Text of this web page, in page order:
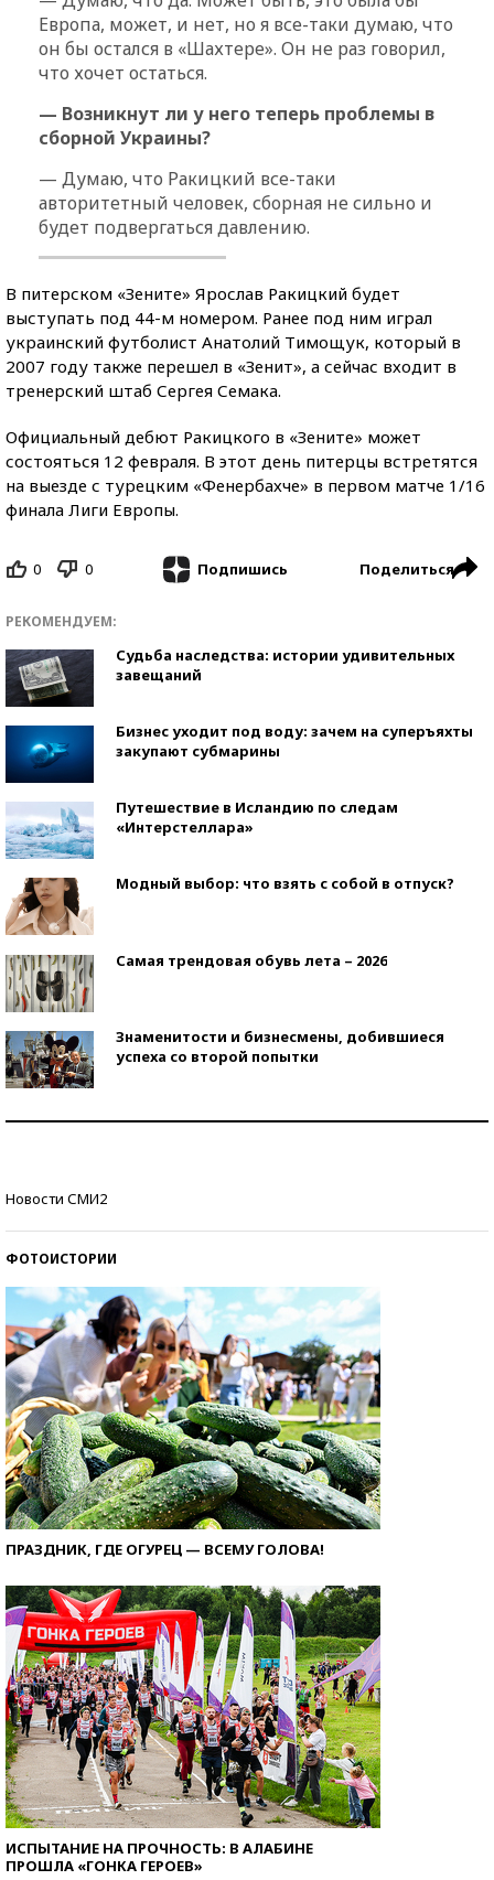
Европа, может, и нет, но я все-таки думаю, что
он бы остался в «Шахтере». Он не раз говорил,
что хочет остаться.
— Возникнут ли у него теперь проблемы в
сборной Украины?
— Думаю, что Ракицкий все-таки
авторитетный человек, сборная не сильно и
будет подвергаться давлению.
В питерском «Зените» Ярослав Ракицкий будет
выступать под 44-м номером. Ранее под ним играл
украинский футболист Анатолий Тимощук, который в
2007 году также перешел в «Зенит», а сейчас входит в
тренерский штаб Сергея Семака.
Официальный дебют Ракицкого в «Зените» может
состояться 12 февраля. В этот день питерцы встретятся
на выезде с турецким «Фенербахче» в первом матче 1/16
финала Лиги Европы.
0 0 Подпишись Поделиться
РЕКОМЕНДУЕМ:
Судьба наследства: истории удивительных
завещаний
Бизнес уходит под воду: зачем на суперъяхты
закупают субмарины
Путешествие в Исландию по следам
«Интерстеллара»
Модный выбор: что взять с собой в отпуск?
Самая трендовая обувь лета – 2026
Знаменитости и бизнесмены, добившиеся
успеха со второй попытки
Новости СМИ2
ФОТОИСТОРИИ
ПРАЗДНИК, ГДЕ ОГУРЕЦ — ВСЕМУ ГОЛОВА!
ИСПЫТАНИЕ НА ПРОЧНОСТЬ: В АЛАБИНЕ
ПРОШЛА «ГОНКА ГЕРОЕВ»